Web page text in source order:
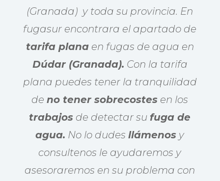
(Granada) y toda su provincia. En
fugasur encontrara el apartado de
tarifa planaen fugas de agua en
Dúdar (Granada). Con la tarifa
plana puedes tener la tranquilidad
deno tener sobrecostes en los
trabajos de detectar sufuga de
agua. No lo dudesllámenos y
consultenos le ayudaremos y
asesoraremos en su problema con